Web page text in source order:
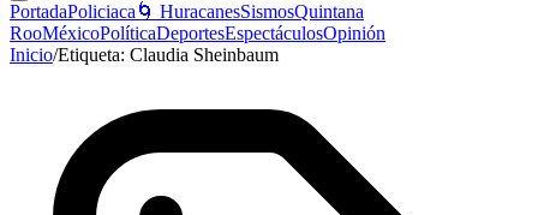
PortadaPoliciaca 🌀 HuracanesSismosQuintana
RooMéxicoPolíticaDeportesEspectáculosOpinión
Inicio/Etiqueta: Claudia Sheinbaum